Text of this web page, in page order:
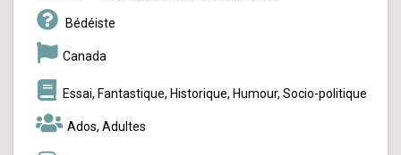
Bédéiste
Canada
Essai, Fantastique, Historique, Humour, Socio-politique
Ados, Adultes